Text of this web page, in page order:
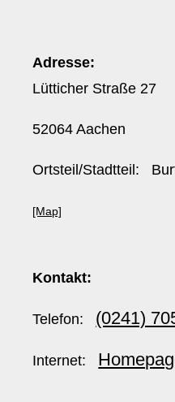
Adresse:
Lütticher Straße 27
52064 Aachen
Ortsteil/Stadtteil:
[Map]
Kontakt:
Telefon: (0241)
Internet: